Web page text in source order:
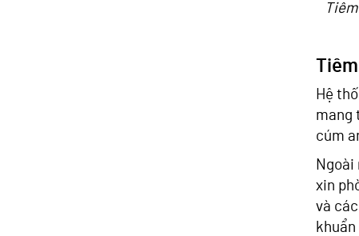
Hệ
mang
cúm
Ngoài
xin
và